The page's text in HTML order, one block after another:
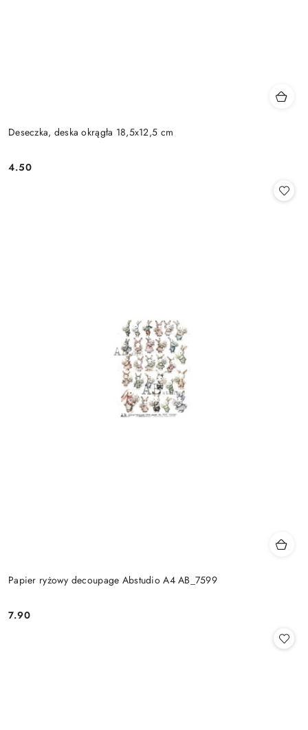
Deseczka, deska okrągła 18,5x12,5 cm
Cena:
4.50
Papier ryżowy decoupage Abstudio A4 AB_7599
Cena:
7.90